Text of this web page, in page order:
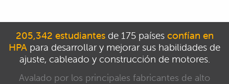
205,342 estudiantesde 175 países confían en
HPA para desarrollar y mejorar sus habilidades de
ajuste, cableado y construcción de motores.
Avalado por los principales fabricantes de alto